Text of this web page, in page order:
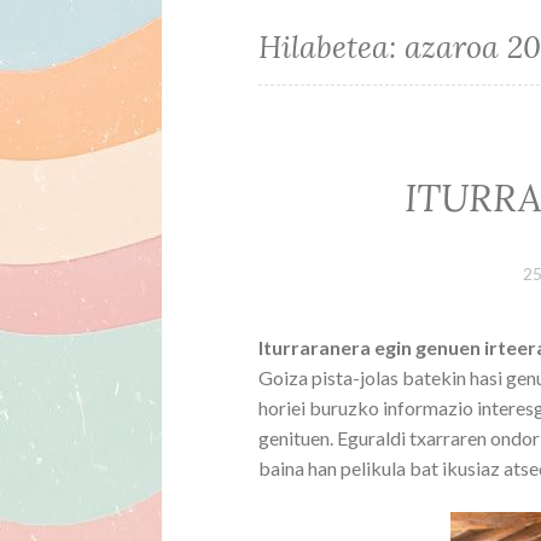
Hilabetea: azaroa
Iturraranera egin genuen
Goiza pista-jolas batekin hasi
horiei buruzko informazio
genituen. Eguraldi txarraren
baina han pelikula bat ikusiaz